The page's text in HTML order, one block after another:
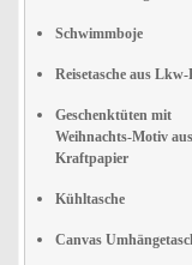
Schwimmboje
Reisetasche aus Lkw-
Geschenktüten mit
Weihnachts-Motiv aus
Kraftpapier
Kühltasche
Canvas